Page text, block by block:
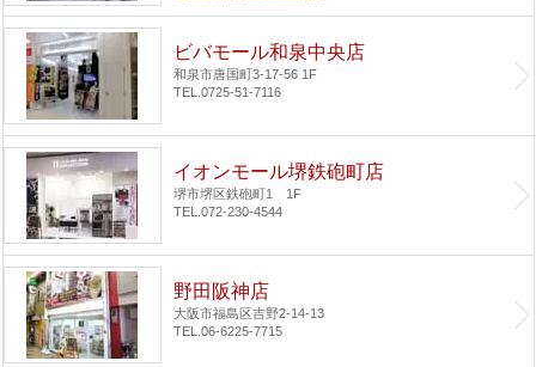
ビバモール和泉中央店
和泉市唐国町3-17-56 1F
TEL.0725-51-7116
イオンモール堺鉄砲町店
堺市堺区鉄砲町1 1F
TEL.072-230-4544
野田阪神店
大阪市福島区吉野2-14-13
TEL.06-6225-7715